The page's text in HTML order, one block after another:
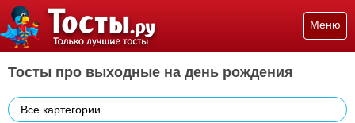
Меню
Тосты про выходные на день рождения
Все картегории